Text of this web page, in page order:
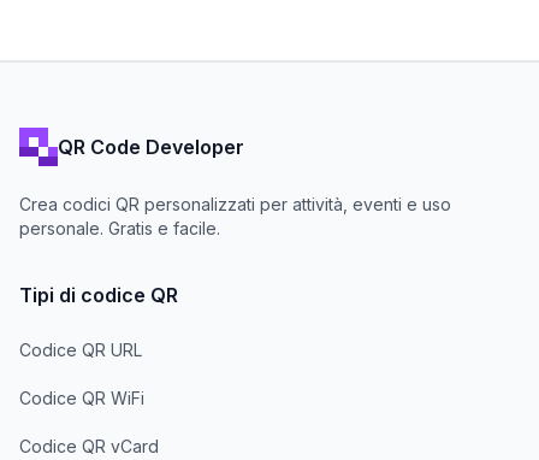
QR Code Developer
Crea codici QR personalizzati per attività, eventi e uso
personale. Gratis e facile.
Tipi di codice QR
Codice QR URL
Codice QR WiFi
Codice QR vCard